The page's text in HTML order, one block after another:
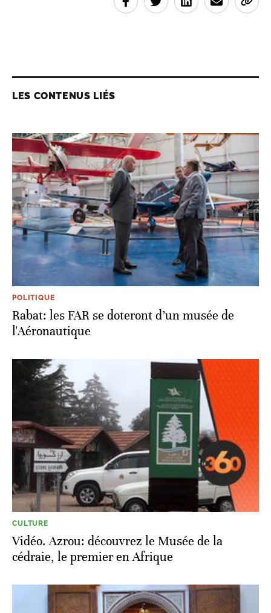
LES CONTENUS LIÉS
POLITIQUE
Rabat: les FAR se doteront d’un musée de
l'Aéronautique
CULTURE
Vidéo. Azrou: découvrez le Musée de la
cédraie, le premier en Afrique